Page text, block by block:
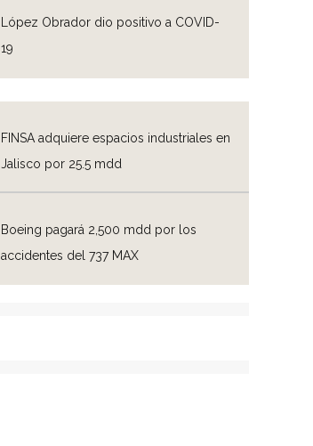
López Obrador dio positivo a COVID-
19
FINSA adquiere espacios industriales en
Jalisco por 25.5 mdd
Boeing pagará 2,500 mdd por los
accidentes del 737 MAX